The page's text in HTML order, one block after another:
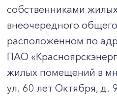
собственниками
внеочередного
расположенном по
ПАО
жилых помещений в
ул. 60 лет Октября, д.